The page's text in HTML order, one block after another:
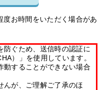
お時間をいただく場合があ
防ぐため、送信時の認証に
）」を使用しています。
動することができない場合
んが、ご理解ご了承のほ